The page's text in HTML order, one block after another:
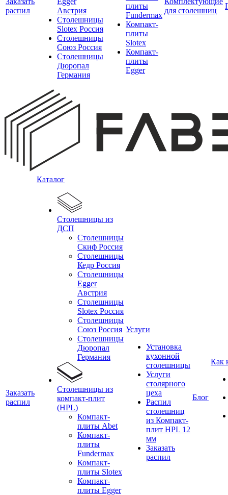
распил
Австрия
Столешницы
Slotex Россия
Столешницы
Союз Россия
Столешницы
Дюропал
Германия
плиты
Fundermax
Компакт-
плиты
Slotex
Компакт-
плиты
Egger
для столешниц
Заказать
распил
Каталог
Столешницы из
ДСП
Столешницы
Скиф Россия
Столешницы
Кедр Россия
Столешницы
Egger
Австрия
Столешницы
Slotex Россия
Столешницы
Союз Россия
Столешницы
Дюропал
Германия
Столешницы из
компакт-плит
(HPL)
Компакт-
плиты Abet
Компакт-
плиты
Fundermax
Компакт-
плиты Slotex
Компакт-
плиты Egger
Услуги
Установка
кухонной
столешницы
Услуги
столярного
цеха
Распил
столешниц
из Компакт-
плит HPL 12
мм
Заказать
распил
Блог
Как